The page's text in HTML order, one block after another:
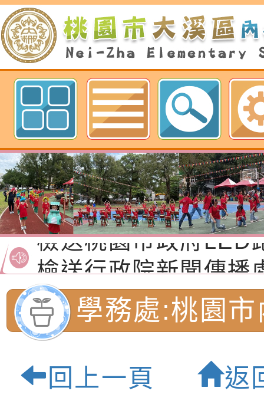
歡迎參觀：桃園市內柵國民小學網
檢送桃園市政府家庭
「115年度祖孫樂淘
節慶祝活動」海報電
函轉本府新聞處檢送
交通安全宣導標語播
道安宣導影像素材
檢送桃園市政府LED
字稿及LCD託播影片
檢送行政院新聞傳播
月份公共服務政策溝
訊
檢送本市馬祖新村眷
區《植地有聲》主題
有關本市辦理115年
專注力研習營 「正
緒學習與生命教育(
檢送桃園市政府LED
字稿及LCD託播影片
函轉「2026台東博
學務處:桃園
民小學-優質
回上一頁 返